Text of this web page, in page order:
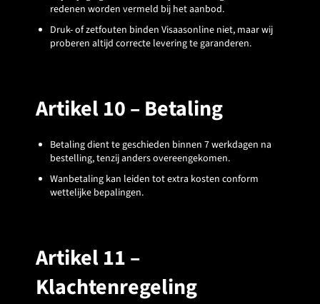
redenen worden vermeld bij het aanbod.
Druk- of zetfouten binden Visaasonline niet, maar wij
proberen altijd correcte levering te garanderen.
Artikel 10 – Betaling
Betaling dient te geschieden binnen 7 werkdagen na
bestelling, tenzij anders overeengekomen.
Wanbetaling kan leiden tot extra kosten conform
wettelijke bepalingen.
Artikel 11 –
Klachtenregeling